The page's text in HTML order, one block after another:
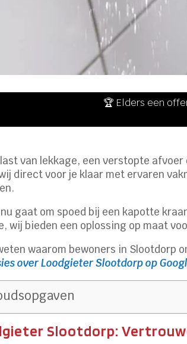
🏆 Elders een
last van lekkage, een verstopte
direct voor je klaar met ervaren
gaat om spoed bij een kapotte
wij bieden een oplossing op maat
waarom bewoners in Slootdorp
over Loodgieter Slootdorp op
Slootdorp: